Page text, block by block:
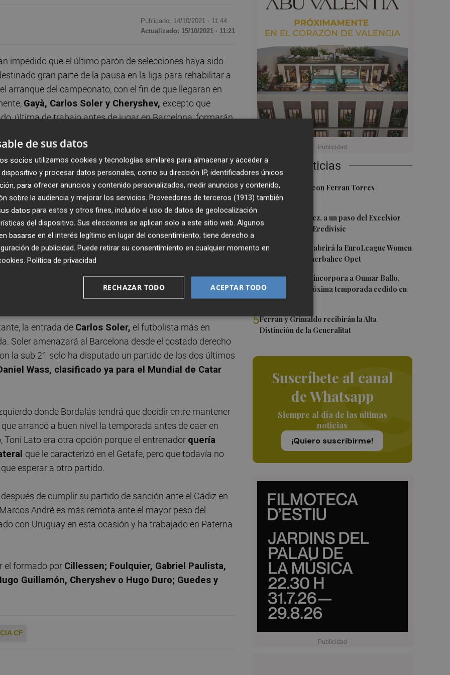
Últimas Noticias
1Foios se vuelca con Ferran Torres
2 Mario Domínguez, a un paso del Excelsior
Róterdam de la Eredivisie
3 Valencia Basket abrirá la EuroLeague Women
en casa ante Fenerbahce Opet
4Valencia Basket incorpora a Oumar Ballo,
que jugará la próxima temporada cedido en
Galatasaray
5Ferran y Grimaldo recibirán la Alta
Distinción de la Generalitat
Suscríbete al canal
de Whatsapp
Siempre al día de las últimas
noticias
¡Quiero suscribirme!
Publicado: 14/10/2021 · 11:44
Actualizado: 15/10/2021 · 11:21
impedido que el último parón de selecciones haya sido
gran parte de la pausa en la liga para rehabilitar a
arranque del campeonato, con el fin de que llegaran en
Gayà, Carlos Soler y Cheryshev, excepto que
última de trabajo antes de jugar en Barcelona, formarán
próxima semana ante el
estuvo a la sombra de Ter Stegen, ocupando por tercera
holandés ha recuperado su estatus de titular que perdió
de Mamardashvili.
José Luis Gayà que se lesionó ante Osasuna en la
fortalece una línea a la que todavía no vuelve Thierry y
recupera peto de titular para acompañar a Gabriel
lista pese a que ha rendido en ausencia de Gayà.
la entrada de Carlos Soler, el futbolista más en
Soler amenazará al Barcelona desde el costado derecho
la sub 21 solo ha disputado un partido de los dos últimos
Wass, clasificado ya para el Mundial de Catar
donde Bordalás tendrá que decidir entre mantener
que arrancó a buen nivel la temporada antes de caer en
Lato era otra opción porque el entrenador quería
que le caracterizó en el Getafe, pero que todavía no
esperar a otro partido.
de cumplir su partido de sanción ante el Cádiz en
André es más remota ante el mayor peso del
con Uruguay en esta ocasión y ha trabajado en Paterna
el formado por Cillessen; Foulquier, Gabriel Paulista,
Guillamón, Cheryshev o Hugo Duro; Guedes y
CF
de sus datos
socios utilizamos cookies y tecnologías similares para almacenar y acceder a
y procesar datos personales, como su dirección IP, identificadores únicos
para ofrecer anuncios y contenido personalizados, medir anuncios y contenido,
sobre la audiencia y mejorar los servicios. Proveedores de terceros (1913) también
datos para estos y otros fines, incluido el uso de datos de geolocalización
del dispositivo. Sus elecciones se aplican solo a este sitio web. Algunos
basarse en el interés legítimo en lugar del consentimiento; tiene derecho a
de publicidad. Puede retirar su consentimiento en cualquier momento en
. Política de privacidad
ACEPTAR TODO
RECHAZAR TODO